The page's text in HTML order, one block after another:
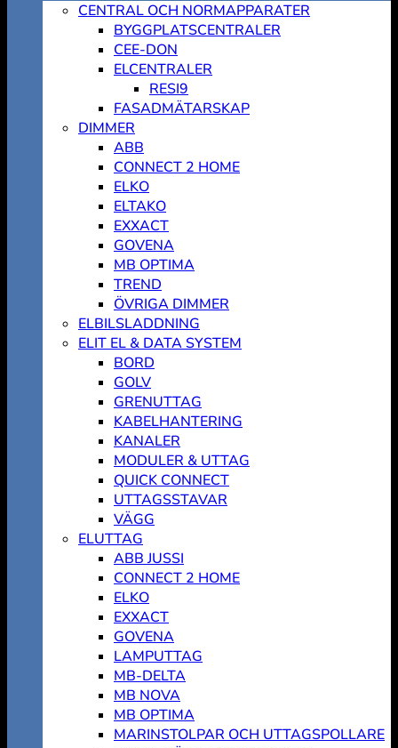
CENTRAL OCH NORMAPPARATER
BYGGPLATSCENTRALER
CEE-DON
ELCENTRALER
RESI9
FASADMÄTARSKAP
DIMMER
ABB
CONNECT 2 HOME
ELKO
ELTAKO
EXXACT
GOVENA
MB OPTIMA
TREND
ÖVRIGA DIMMER
ELBILSLADDNING
ELIT EL & DATA SYSTEM
BORD
GOLV
GRENUTTAG
KABELHANTERING
KANALER
MODULER & UTTAG
QUICK CONNECT
UTTAGSSTAVAR
VÄGG
ELUTTAG
ABB JUSSI
CONNECT 2 HOME
ELKO
EXXACT
GOVENA
LAMPUTTAG
MB-DELTA
MB NOVA
MB OPTIMA
MARINSTOLPAR OCH UTTAGSPOLLARE